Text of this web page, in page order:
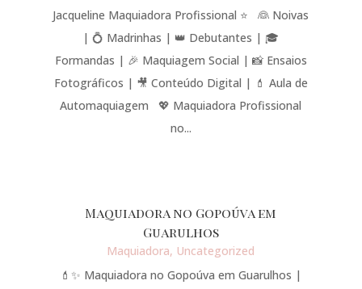
Jacqueline Maquiadora Profissional ⭐ 👰 Noivas
| 💍 Madrinhas | 👑 Debutantes | 🎓
Formandas | 🎉 Maquiagem Social | 📸 Ensaios
Fotográficos | 🎥 Conteúdo Digital | 💄 Aula de
Automaquiagem 💖 Maquiadora Profissional
no...
Maquiadora no Gopoúva em
Guarulhos
Maquiadora, Uncategorized
💄✨ Maquiadora no Gopoúva em Guarulhos |